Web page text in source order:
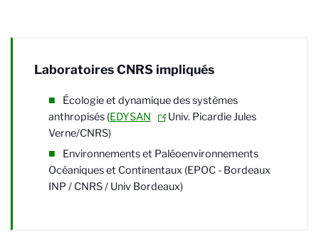
Laboratoires CNRS impliqués
Écologie et dynamique des systèmes
anthropisés (EDYSAN
- Univ. Picardie Jules
Verne/CNRS)
Environnements et Paléoenvironnements
Océaniques et Continentaux (EPOC - Bordeaux
INP / CNRS / Univ Bordeaux)